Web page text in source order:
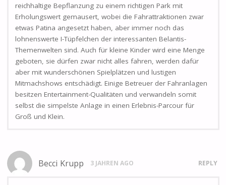
reichhaltige Bepflanzung zu einem richtigen Park mit
Erholungswert gemausert, wobei die Fahrattraktionen zwar
etwas Patina angesetzt haben, aber immer noch das
lohnenswerte I-Tüpfelchen der interessanten Belantis-
Themenwelten sind. Auch für kleine Kinder wird eine Menge
geboten, sie dürfen zwar nicht alles fahren, werden dafür
aber mit wunderschönen Spielplätzen und lustigen
Mitmachshows entschädigt. Einige Betreuer der Fahranlagen
besitzen Entertainment-Qualitäten und verwandeln somit
selbst die simpelste Anlage in einen Erlebnis-Parcour für
Groß und Klein.
Becci Krupp 3 JAHREN AGO REPLY